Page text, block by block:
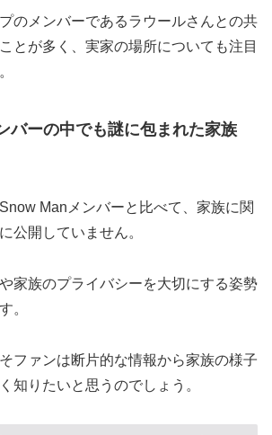
のメンバーであるラウールさんとの共
とが多く、実家の場所についても注目
バーの中でも謎に包まれた家族
Manメンバーと比べて、家族に関
公開していません。
家族のプライバシーを大切にする姿勢
。
ファンは断片的な情報から家族の様子
知りたいと思うのでしょう。